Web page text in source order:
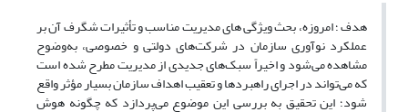
هدف ؛ امروزه، بحث ویژگی های مدیریت مناسب و تأثیرات شگرف آن بر
عملکرد نوآوری سازمان‌ در شرکت‌های دولتی و خصوصی، به‌وضوح
مشاهده می‌شود و اخیراً سبک‌های جدیدی از مدیریت مطرح شده است
که می‌تواند در اجرای راهبردها و تعقیب اهداف سازمان بسیار مؤثر واقع
شود؛ این تحقیق به بررسی این موضوع می‌پردازد که چگونه هوش